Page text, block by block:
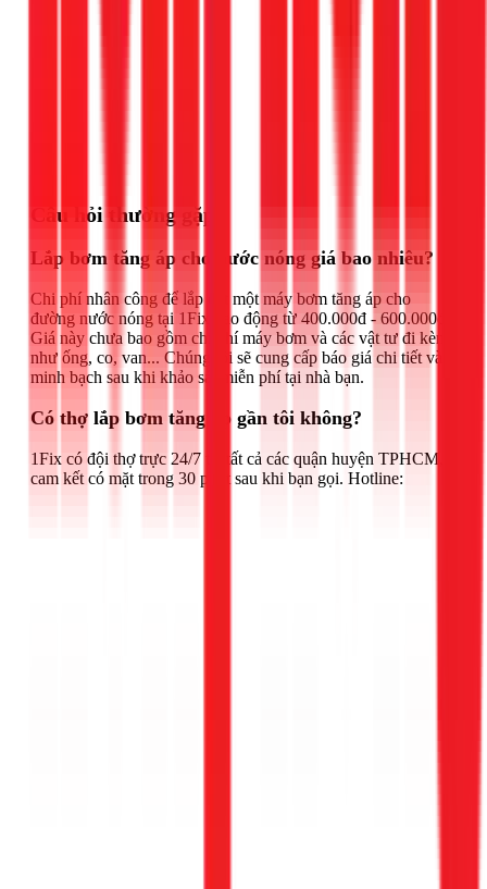
Câu hỏi thường gặp
Lắp bơm tăng áp cho nước nóng giá bao nhiêu?
Chi phí nhân công để lắp đặt một máy bơm tăng áp cho
đường nước nóng tại 1Fix dao động từ 400.000đ - 600.000đ.
Giá này chưa bao gồm chi phí máy bơm và các vật tư đi kèm
như ống, co, van... Chúng tôi sẽ cung cấp báo giá chi tiết và
minh bạch sau khi khảo sát miễn phí tại nhà bạn.
Có thợ lắp bơm tăng áp gần tôi không?
1Fix có đội thợ trực 24/7 tại tất cả các quận huyện TPHCM,
cam kết có mặt trong 30 phút sau khi bạn gọi. Hotline: